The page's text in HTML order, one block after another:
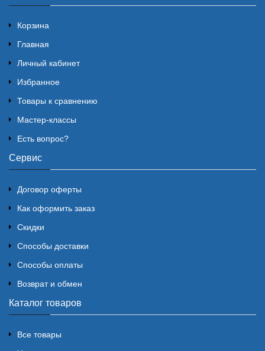
Корзина
Главная
Личный кабинет
Избранное
Товары к сравнению
Мастер-классы
Есть вопрос?
Сервис
Договор оферты
Как оформить заказ
Скидки
Способы доставки
Способы оплаты
Возврат и обмен
Каталог товаров
Все товары